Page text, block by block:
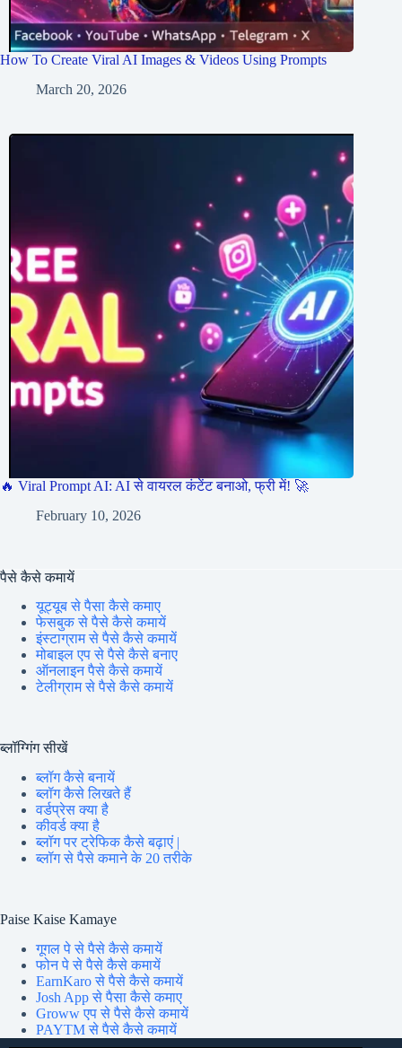
How To Create Viral AI Images & Videos Using Prompts
March 20, 2026
🔥 Viral Prompt AI: AI से वायरल कंटेंट बनाओ, फ्री में! 🚀
February 10, 2026
पैसे कैसे कमायें
यूट्यूब से पैसा कैसे कमाए
फेसबुक से पैसे कैसे कमायें
इंस्टाग्राम से पैसे कैसे कमायें
मोबाइल एप से पैसे कैसे बनाए
ऑनलाइन पैसे कैसे कमायें
टेलीग्राम से पैसे कैसे कमायें
ब्लॉग्गिंग सीखें
ब्लॉग कैसे बनायें
ब्लॉग कैसे लिखते हैं
वर्डप्रेस क्या है
कीवर्ड क्या है
ब्लॉग पर ट्रेफिक कैसे बढ़ाएं |
ब्लॉग से पैसे कमाने के 20 तरीके
Paise Kaise Kamaye
गूगल पे से पैसे कैसे कमायें
फोन पे से पैसे कैसे कमायें
EarnKaro से पैसे कैसे कमायें
Josh App से पैसा कैसे कमाए
Groww एप से पैसे कैसे कमायें
PAYTM से पैसे कैसे कमायें